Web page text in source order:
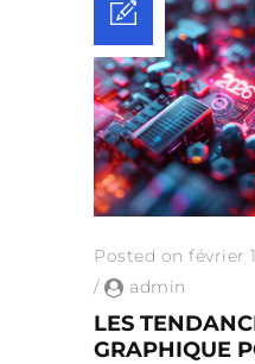
Posted on février
/
admin
LES
GRAPHIQUE